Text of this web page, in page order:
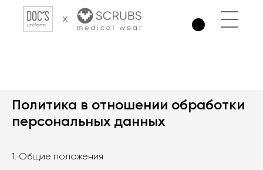
Политика в отношении обработки
персональных данных
1. Общие положения